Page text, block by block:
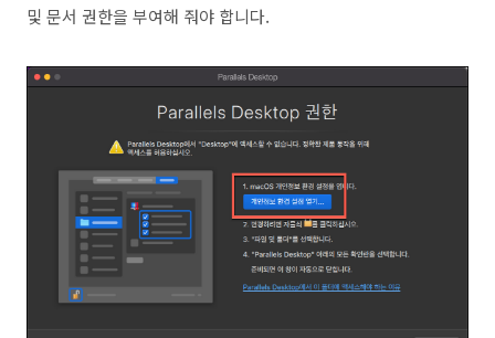
및 문서 권한을 부여해 줘야 합니다.